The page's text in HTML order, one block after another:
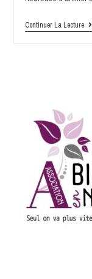
Continuer La Lecture